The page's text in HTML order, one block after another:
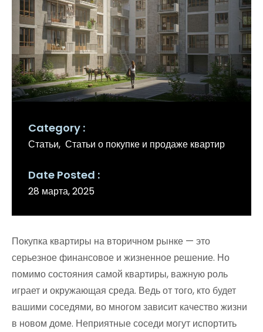
Category
Статьи Статьи о покупке и продаже квартир
Date Posted
28 марта, 2025
Покупка квартиры на вторичном рынке — это
серьезное финансовое и жизненное решение. Но
помимо состояния самой квартиры, важную роль
играет и окружающая среда. Ведь от того, кто будет
вашими соседями, во многом зависит качество жизни
в новом доме. Неприятные соседи могут испортить